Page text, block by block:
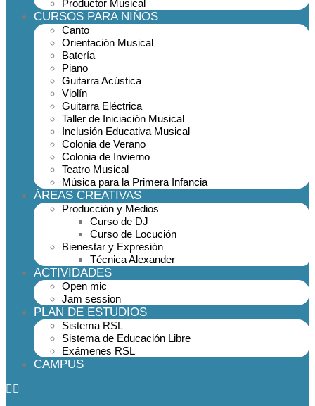
Productor Musical
CURSOS PARA NIÑOS
Canto
Orientación Musical
Batería
Piano
Guitarra Acústica
Violín
Guitarra Eléctrica
Taller de Iniciación Musical
Inclusión Educativa Musical
Colonia de Verano
Colonia de Invierno
Teatro Musical
Música para la Primera Infancia
ÁREAS CREATIVAS
Producción y Medios
Curso de DJ
Curso de Locución
Bienestar y Expresión
Técnica Alexander
ACTIVIDADES
Open mic
Jam session
PLAN DE ESTUDIOS
Sistema RSL
Sistema de Educación Libre
Exámenes RSL
CAMPUS